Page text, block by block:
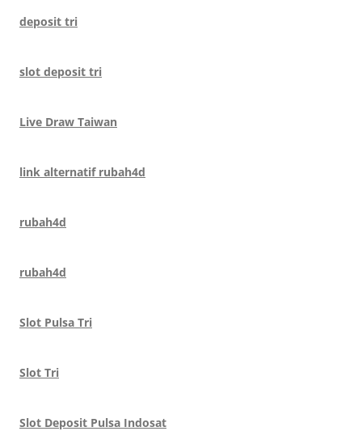
deposit tri
slot deposit tri
Live Draw Taiwan
link alternatif rubah4d
rubah4d
rubah4d
Slot Pulsa Tri
Slot Tri
Slot Deposit Pulsa Indosat